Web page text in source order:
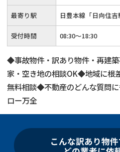
最寄り駅 日豊本線「日向住
受付時間 08:30～18:30
◆事故物件・訳あり物件・再建
家・空き地の相談OK◆地域に根
無料相談◆不動産のどんな質問
ロー万全